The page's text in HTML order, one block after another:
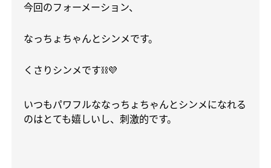
今回のフォーメーション、
なっちょちゃんとシンメです。
くさりシンメです⛓💜
いつもパワフルななっちょちゃんとシンメになれる
のはとても嬉しいし、刺激的です。